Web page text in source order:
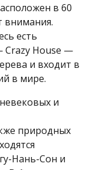
в 60
внимания.
есть
Crazy House —
и входит в
в мире.
и
природных
Нань-Сон и